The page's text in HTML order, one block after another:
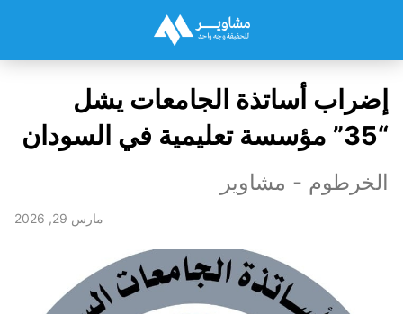
إضراب أساتذة الجامعات يشل
“35” مؤسسة تعليمية في السودان
الخرطوم - مشاوير
مارس 29, 2026